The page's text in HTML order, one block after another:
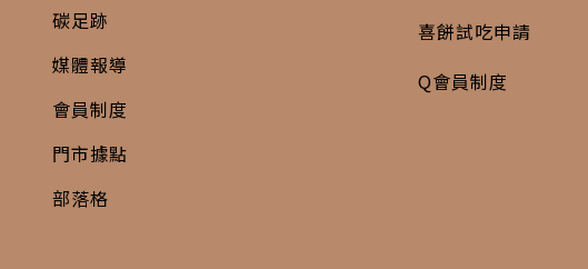
碳足跡
媒體報導
會員制度
門市據點
部落格
喜餅試吃申請
Q會員制度